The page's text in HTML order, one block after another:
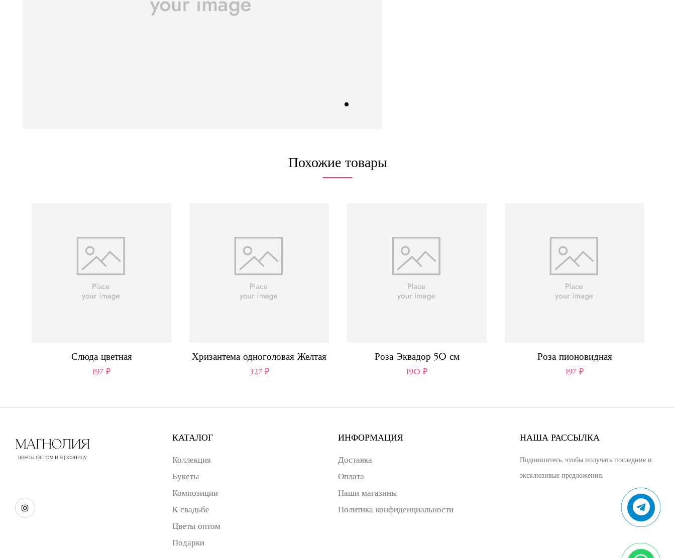
Похожие товары
Слюда цветная
197 ₽
Хризантема одноголовая Желтая
327 ₽
Роза Эквадор 50 см
190 ₽
Роза пионовидная
197 ₽
КАТАЛОГ
Коллекция
Букеты
Композиции
К свадьбе
Цветы оптом
Подарки
ИНФОРМАЦИЯ
Доставка
Оплата
Наши магазины
Политика конфиденциальности
НАША РАССЫЛКА
Подпишитесь, чтобы получать последние и
эксклюзивые предложения.